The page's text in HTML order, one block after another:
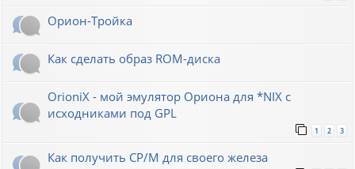
Орион-Тройка
Как сделать образ ROM-диска
OrioniX - мой эмулятор Ориона для *NIX с
исходниками под GPL
1 2 3
Как получить CP/M для своего железа